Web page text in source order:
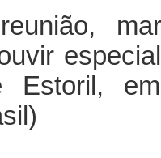
Estoril,